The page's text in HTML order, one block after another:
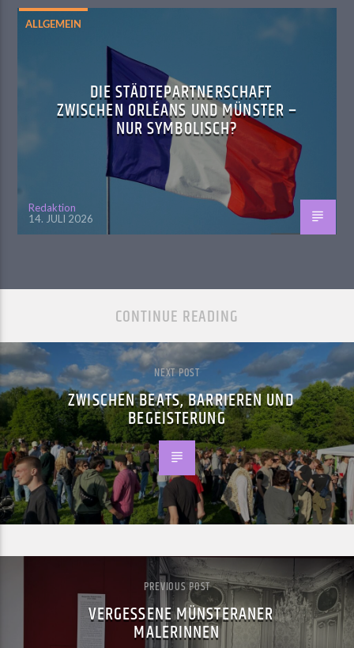
ALLGEMEIN
DIE STÄDTEPARTNERSCHAFT
ZWISCHEN ORLÉANS UND MÜNSTER –
NUR SYMBOLISCH?
Redaktion
14. JULI 2026
CONTINUE READING
NEXT POST
ZWISCHEN BEATS, BARRIEREN UND
BEGEISTERUNG
PREVIOUS POST
VERGESSENE MÜNSTERANER
MALERINNEN